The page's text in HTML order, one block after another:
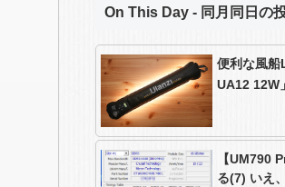
On This Day - 同月同日の
便利な風
UA12 12W
【UM790
る(7) いえ